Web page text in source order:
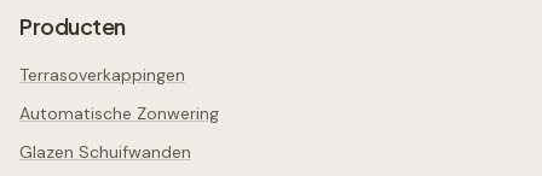
Producten
Terrasoverkappingen
Automatische Zonwering
Glazen Schuifwanden